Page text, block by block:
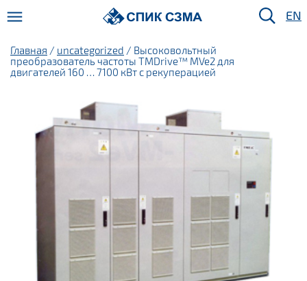
EN
Главная / uncategorized / Высоковольтный
преобразователь частоты TMDrive™ MVe2 для
двигателей 160 … 7100 кВт с рекуперацией